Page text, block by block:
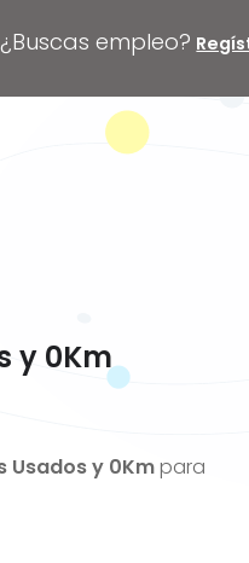
¿Buscas empleo?
y 0Km
Usados y 0Kmpara